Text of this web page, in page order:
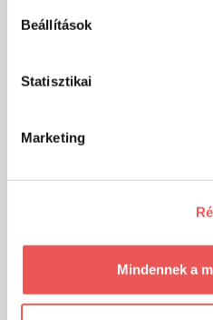
Beállítások
Statisztikai
Marketing
Mindennek a